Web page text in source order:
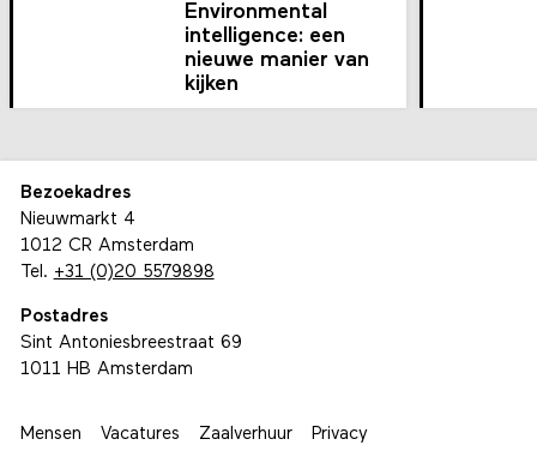
Environmental
intelligence: een
nieuwe manier van
kijken
Bezoekadres
Nieuwmarkt 4
1012 CR Amsterdam
Tel. +31 (0)20 5579898
Postadres
Sint Antoniesbreestraat 69
1011 HB Amsterdam
Mensen Vacatures Zaalverhuur Privacy